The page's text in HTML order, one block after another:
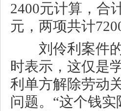
2400元计算，合
元，两项共计
刘伶利案件的
时表示，这仅是
利单方解除劳动
问题。“这个钱